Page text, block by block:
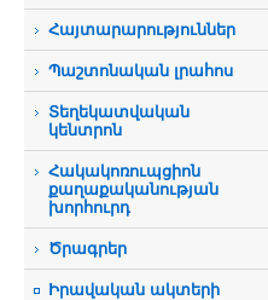
Հայտարարություններ
Պաշտոնական լրահոս
Տեղեկատվական
կենտրոն
Հակակոռուպցիոն
քաղաքականության
խորհուրդ
Ծրագրեր
Իրավական ակտերի